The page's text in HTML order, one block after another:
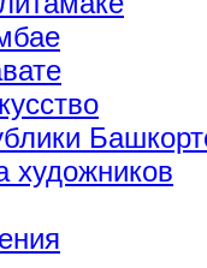
художников